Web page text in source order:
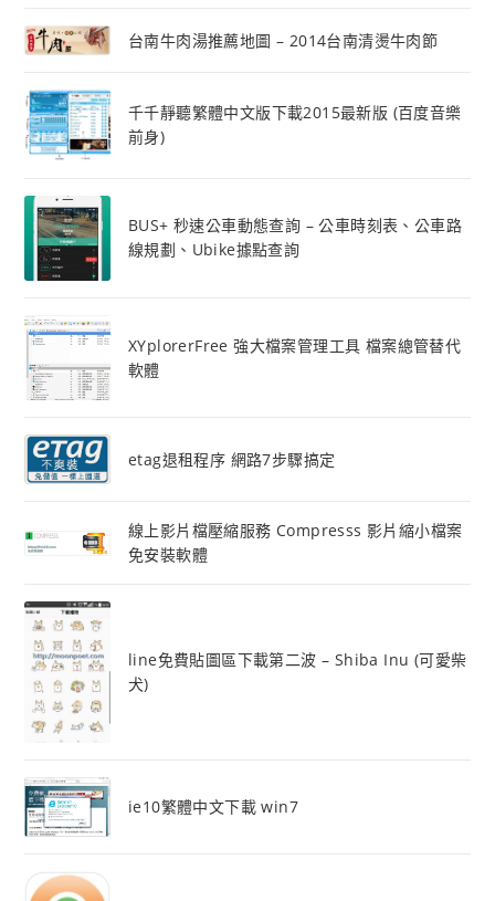
台南牛肉湯推薦地圖 – 2014台南清燙牛肉節
千千靜聽繁體中文版下載2015最新版 (百度音樂
前身)
BUS+ 秒速公車動態查詢 – 公車時刻表、公車路
線規劃、Ubike據點查詢
XYplorerFree 強大檔案管理工具 檔案總管替代
軟體
etag退租程序 網路7步驟搞定
線上影片檔壓縮服務 Compresss 影片縮小檔案
免安裝軟體
line免費貼圖區下載第二波 – Shiba Inu (可愛柴
犬)
ie10繁體中文下載 win7